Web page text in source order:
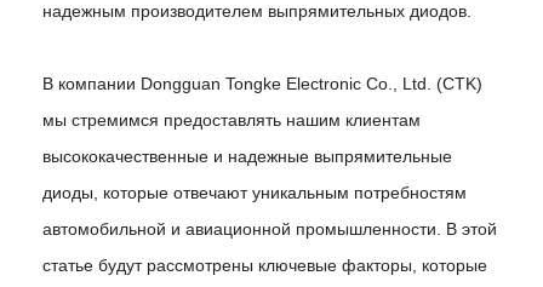
надежным производителем выпрямительных диодов.
В компании Dongguan Tongke Electronic Co., Ltd. (CTK)
мы стремимся предоставлять нашим клиентам
высококачественные и надежные выпрямительные
диоды, которые отвечают уникальным потребностям
автомобильной и авиационной промышленности. В этой
статье будут рассмотрены ключевые факторы, которые